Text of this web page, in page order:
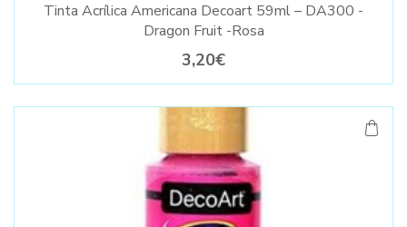
Tinta Acrílica Americana Decoart 59ml – DA300 -
Dragon Fruit -Rosa
3,20€